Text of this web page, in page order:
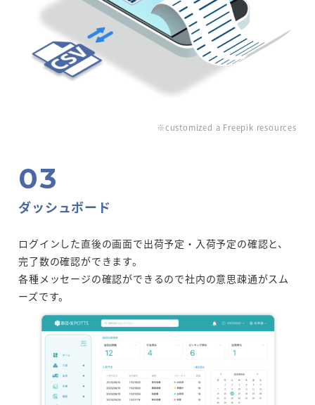
※customized a Freepik resources
ダッシュボード
ログインした直後の画面で出荷予定・入荷予定の確認と、
完了数の確認ができます。
各種メッセージの確認ができるので社内の意思疎通がスム
ーズです。